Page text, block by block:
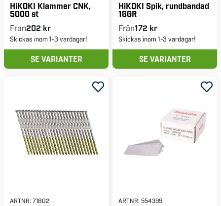
HiKOKI Klammer CNK,
5000 st
Från202 kr
Skickas inom 1-3 vardagar!
SE VARIANTER
HiKOKI Spik, rundbandad
16GR
Från172 kr
Skickas inom 1-3 vardagar!
SE VARIANTER
ARTNR: 71802 ARTNR: 554399